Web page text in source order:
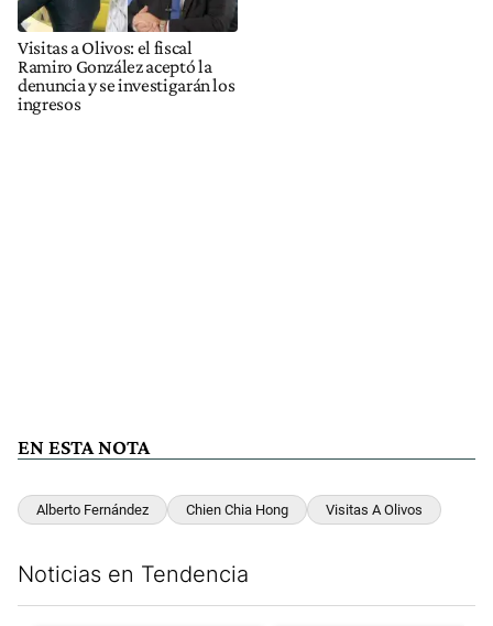
Visitas a Olivos: el fiscal
Ramiro González aceptó la
denuncia y se investigarán los
ingresos
EN ESTA NOTA
Alberto Fernández Chien Chia Hong Visitas A Olivos
Noticias en Tendencia